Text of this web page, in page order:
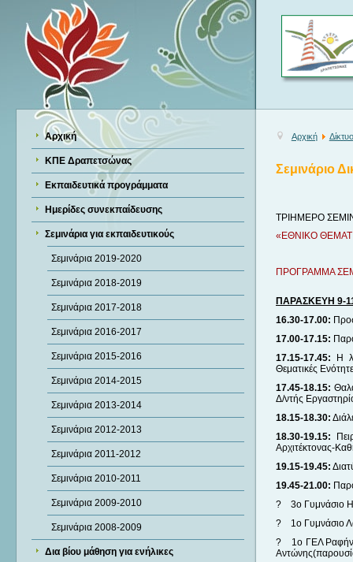
Αρχική
ΚΠΕ Δραπετσώνας
Εκπαιδευτικά προγράμματα
Ημερίδες συνεκπαίδευσης
Σεμινάρια για εκπαιδευτικούς
Σεμινάρια 2019-2020
Σεμινάρια 2018-2019
Σεμινάρια 2017-2018
Σεμινάρια 2016-2017
Σεμινάρια 2015-2016
Σεμινάρια 2014-2015
Σεμινάρια 2013-2014
Σεμινάρια 2012-2013
Σεμινάρια 2011-2012
Σεμινάρια 2010-2011
Σεμινάρια 2009-2010
Σεμινάρια 2008-2009
Δια βίου μάθηση για ενήλικες
Αρχική Δίκτυο
Σεμινάριο
ΤΡΙΗΜΕΡΟ
«ΕΘΝΙΚΟ
ΠΡΟΓΡΑΜΜΑ
ΠΑΡΑΣΚΕΥΗ 9-
16.30-17.00:
17.00-17.15:
17.15-17.45:
Η
Θεματικές
17.45-18.15:
Δ/ντής
18.15-18.30:
18.30-19.15:
Αρχιτέκτονας-
19.15-19.45:
19.45-21.00:
? 3ο Γυμνάσιο
? 1ο Γυμνάσιο
? 1ο ΓΕΛ